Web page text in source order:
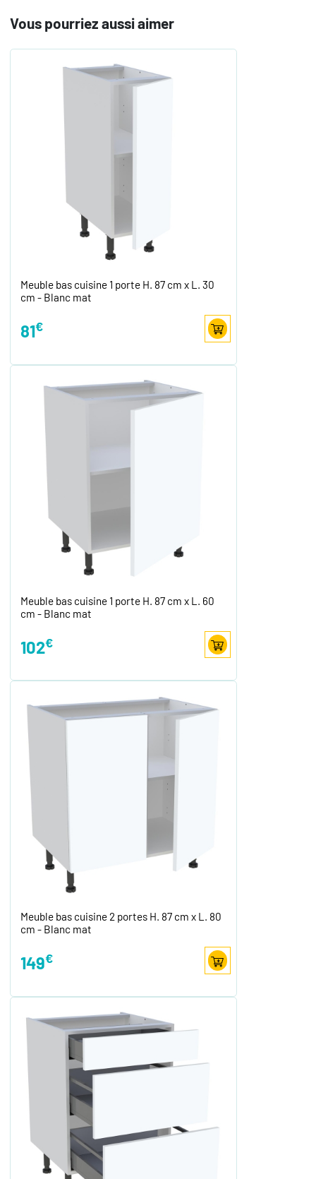
Vous pourriez aussi aimer
Meuble bas cuisine 1 porte H. 87 cm x L. 30
cm - Blanc mat
81€
Meuble bas cuisine 1 porte H. 87 cm x L. 60
cm - Blanc mat
102€
Meuble bas cuisine 2 portes H. 87 cm x L. 80
cm - Blanc mat
149€